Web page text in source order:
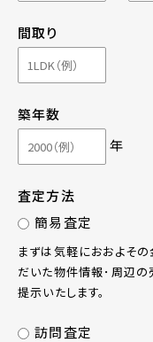
間取り
築年数
年
査定方法
簡易査定
まずは気軽におおよそ
だいた物件情報･周辺
提示いたします。
訪問査定